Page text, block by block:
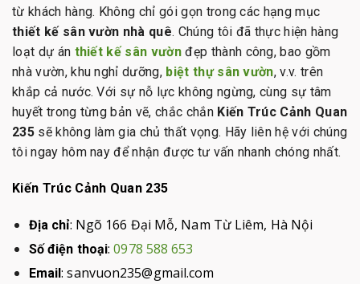
từ khách hàng. Không chỉ gói gọn trong các hạng mục
thiết kế sân vườn nhà quê. Chúng tôi đã thực hiện hàng
loạt dự án thiết kế sân vườnđẹp thành công, bao gồm
nhà vườn, khu nghỉ dưỡng, biệt thự sân vườn, v.v. trên
khắp cả nước. Với sự nỗ lực không ngừng, cùng sự tâm
huyết trong từng bản vẽ, chắc chắn Kiến Trúc Cảnh Quan
235sẽ không làm gia chủ thất vọng. Hãy liên hệ với chúng
tôi ngay hôm nay để nhận được tư vấn nhanh chóng nhất.
Kiến Trúc Cảnh Quan 235
Địa chỉ: Ngõ 166 Đại Mỗ, Nam Từ Liêm, Hà Nội
Số điện thoại:0978 588 653
Email: sanvuon235@gmail.com